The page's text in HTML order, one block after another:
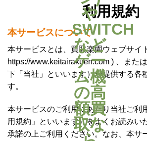
利用規約
本サービスについて
本サービスとは、買取楽園ウェブサイ
https://www.keitairakuen.com ) 、また
下「当社」といいます）が提供する各
す。
本サービスのご利用にあたり当社ご利
用規約」といいます）をよくお読みい
承諾の上ご利用ください。なお、本サ